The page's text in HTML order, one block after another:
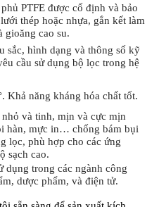
PTFE được cố định và bảo
thép hoặc nhựa, gắn kết làm
gioăng cao su.
sắc, hình dạng và thông số kỹ
cầu sử dụng bộ lọc trong hệ
Khả năng kháng hóa chất tốt.
và tinh, mịn và cực mịn
hàn, mực in… chống bám bụi
lọc, phù hợp cho các ứng
sạch cao.
dụng trong các ngành công
dược phẩm, và điện tử.